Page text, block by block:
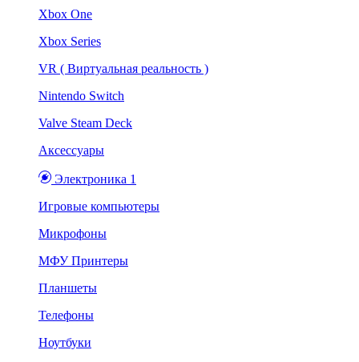
Xbox One
Xbox Series
VR ( Виртуальная реальность )
Nintendo Switch
Valve Steam Deck
Аксессуары
Электроника 1
Игровые компьютеры
Микрофоны
МФУ Принтеры
Планшеты
Телефоны
Ноутбуки